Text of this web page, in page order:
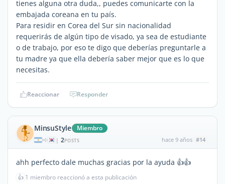
tienes alguna otra duda,, puedes comunicarte con la
embajada coreana en tu país.
Para residir en Corea del Sur sin nacionalidad
requerirás de algún tipo de visado, ya sea de estudiante
o de trabajo, por eso te digo que deberías preguntarle a
tu madre ya que ella debería saber mejor que es lo que
necesitas.
Reaccionar Responder
MinsuStyle Miembro
| 2POSTS hace 9 años #14
ahh perfecto dale muchas gracias por la ayuda 👍👍
👍 1 miembro reaccionó a esta publicación